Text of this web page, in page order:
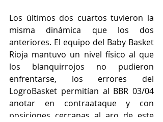
Los últimos dos cuartos tuvieron la
misma dinámica que los dos
anteriores. El equipo del Baby Basket
Rioja mantuvo un nivel físico al que
los blanquirrojos no pudieron
enfrentarse, los errores del
LogroBasket permitían al BBR 03/04
anotar en contraataque y con
posiciones cercanas al aro de este